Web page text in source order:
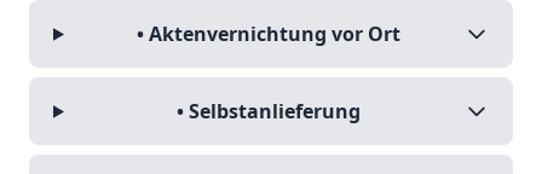
• Aktenvernichtung vor Ort
• Selbstanlieferung